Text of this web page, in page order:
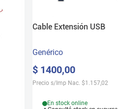
Cable Extensión USB
Genérico
$ 1400,00
Precio s/Imp Nac. $1.157,02
En stock online